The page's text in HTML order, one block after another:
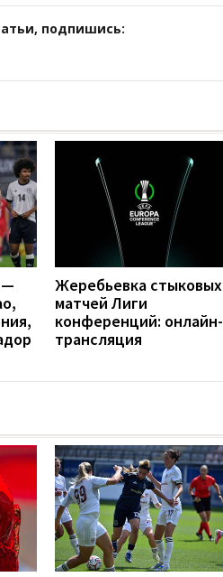
подпишись:
—
Жеребьевка стыковых
матчей Лиги
конференций: онлайн-
трансляция